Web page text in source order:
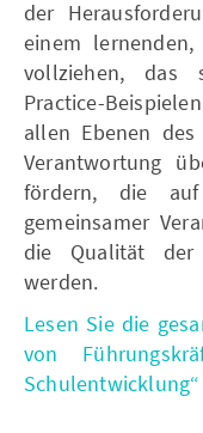
der
einem
vollziehen, das
Practice-
allen Ebenen
Verantwortung
fördern, die auf
gemeinsamer
die Qualität der
werden.
Lesen Sie die
von
Schulentwicklung“